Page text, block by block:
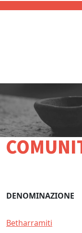
DENOMINAZIONE
Betharramiti